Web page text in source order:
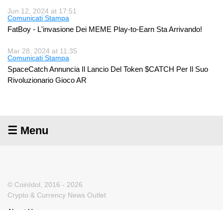
Jun 12, 2024 at 17:51
Comunicati Stampa
FatBoy - L'invasione Dei MEME Play-to-Earn Sta Arrivando!
Mar 28, 2024 at 11:35
Comunicati Stampa
SpaceCatch Annuncia Il Lancio Del Token $CATCH Per Il Suo
Rivoluzionario Gioco AR
☰ Menu
© CoinIdol, 2016 - 2026
Crypto & Currency News Outlet